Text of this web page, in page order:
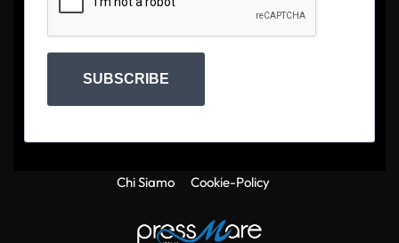
SUBSCRIBE
Chi Siamo Cookie-Policy